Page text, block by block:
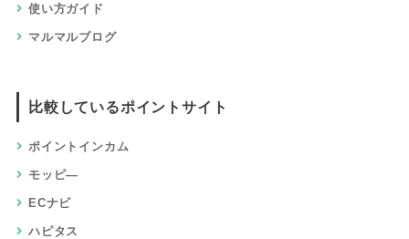
使い方ガイド
マルマルブログ
比較しているポイントサイト
ポイントインカム
モッピ―
ECナビ
ハピタス